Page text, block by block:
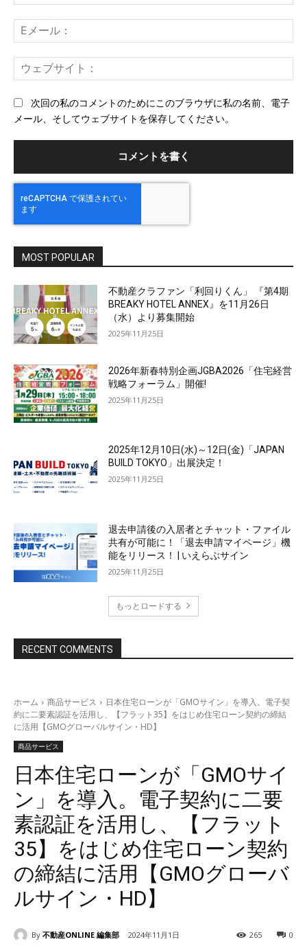
ト：
メ
ー
ェ
次回の私のコメントのためにこのブラウザに私の名前、電子
メール、そしてウェブサイトを保存してください。
MOST POPULAR
不動産クラファン「利回りくん」 『第4期
BREAKY HOTEL ANNEX』を11月26日
（水）より募集開始
2025年11月25日
2026年新春特別企画JGBA2026「住宅経営
戦略フォーラム」開催!
2025年11月25日
2025年12月10日(水)～12日(金)「JAPAN
BUILD TOKYO」出展決定！
2025年11月25日
退去申請後の入居者とチャット・ファイル
共有が可能に！「退去申請マイページ」機
能をリリース！ | いえらぶサイン
2025年11月25日
もっとロードする
RECENT COMMENTS